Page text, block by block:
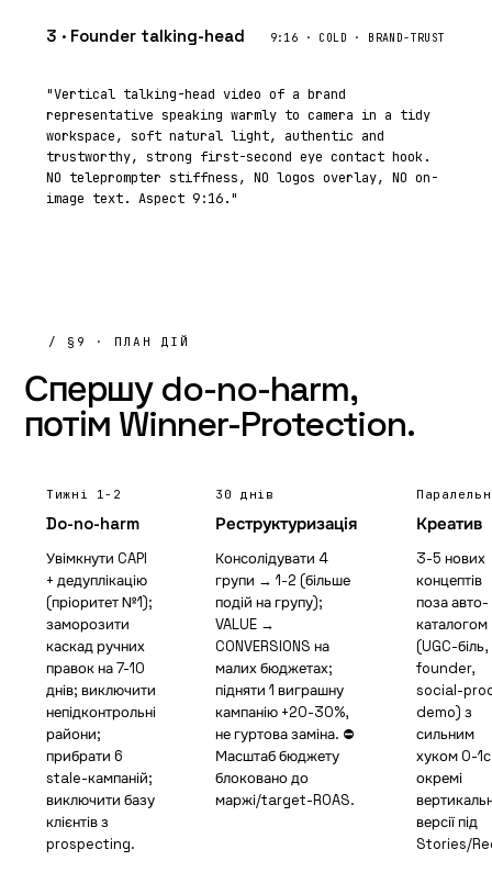
3 · Founder talking-head 9:16 · COLD · BRAND-TRUST
"Vertical talking-head video of a brand
representative speaking warmly to camera in a tidy
workspace, soft natural light, authentic and
trustworthy, strong first-second eye contact hook.
NO teleprompter stiffness, NO logos overlay, NO on-
image text. Aspect 9:16."
/ §9 · ПЛАН ДІЙ
Спершу do-no-harm,
потім Winner-Protection.
Тижні 1-2
Do-no-harm
Увімкнути CAPI
+ дедуплікацію
(пріоритет №1);
заморозити
каскад ручних
правок на 7-10
днів; виключити
непідконтрольні
райони;
прибрати 6
stale-кампаній;
виключити базу
клієнтів з
prospecting.
30 днів
Реструктуризація
Консолідувати 4
групи → 1-2 (більше
подій на групу);
VALUE →
CONVERSIONS на
малих бюджетах;
підняти 1 виграшну
кампанію +20-30%,
не гуртова заміна. ⛔
Масштаб бюджету
блоковано до
маржі/target-ROAS.
Креатив
3-5 нових
концептів
поза авто-
каталогом
(UGC-біль,
founder,
social-
demo) з
сильним
хуком 0-
окремі
версії під
Stories/